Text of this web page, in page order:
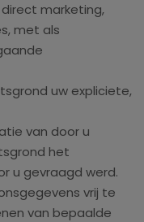
marketing,
met als
uw expliciete,
van door u
het
u gevraagd werd.
vrij te
van bepaalde